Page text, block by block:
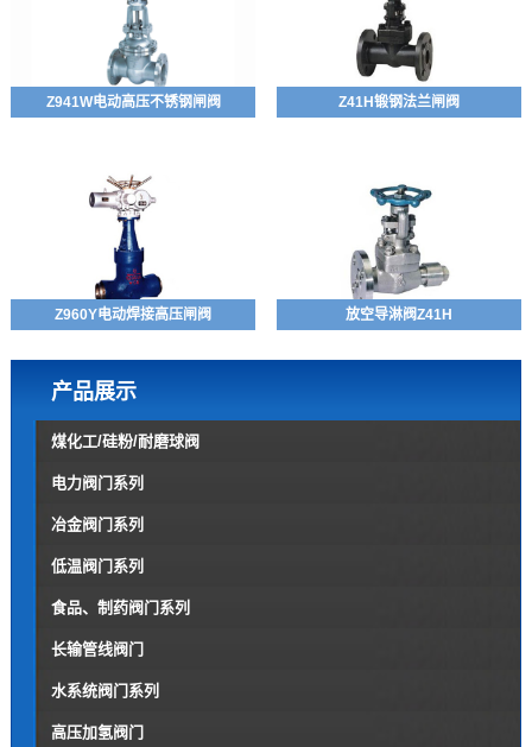
Z941W电动高压不锈钢闸阀 Z41H锻钢法兰闸阀
Z960Y电动焊接高压闸阀 放空导淋阀Z41H
产品展示
煤化工/硅粉/耐磨球阀
电力阀门系列
冶金阀门系列
低温阀门系列
食品、制药阀门系列
长输管线阀门
水系统阀门系列
高压加氢阀门